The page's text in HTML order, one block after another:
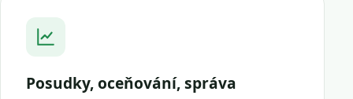
Posudky, oceňování, správa